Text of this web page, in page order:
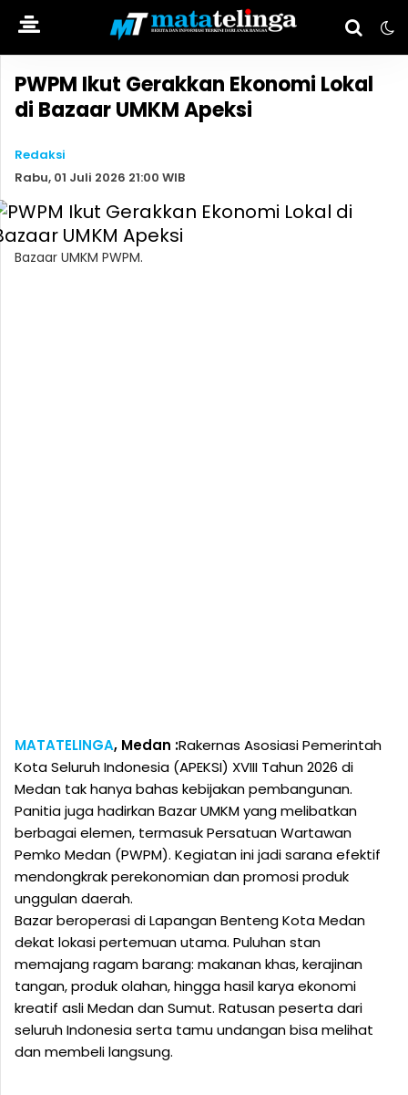
PWPM Ikut Gerakkan Ekonomi Lokal
di Bazaar UMKM Apeksi
Redaksi
Rabu, 01 Juli 2026 21:00 WIB
Bazaar UMKM PWPM.
MATATELINGA, Medan :Rakernas Asosiasi Pemerintah
Kota Seluruh Indonesia (APEKSI) XVIII Tahun 2026 di
Medan tak hanya bahas kebijakan pembangunan.
Panitia juga hadirkan Bazar UMKM yang melibatkan
berbagai elemen, termasuk Persatuan Wartawan
Pemko Medan (PWPM). Kegiatan ini jadi sarana efektif
mendongkrak perekonomian dan promosi produk
unggulan daerah.
Bazar beroperasi di Lapangan Benteng Kota Medan
dekat lokasi pertemuan utama. Puluhan stan
memajang ragam barang: makanan khas, kerajinan
tangan, produk olahan, hingga hasil karya ekonomi
kreatif asli Medan dan Sumut. Ratusan peserta dari
seluruh Indonesia serta tamu undangan bisa melihat
dan membeli langsung.